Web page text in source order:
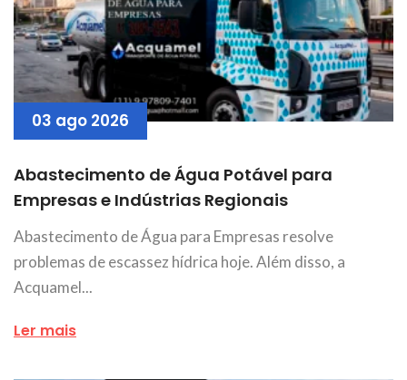
03 ago 2026
Abastecimento de Água Potável para
Empresas e Indústrias Regionais
Abastecimento de Água para Empresas resolve
problemas de escassez hídrica hoje. Além disso, a
Acquamel...
Ler mais